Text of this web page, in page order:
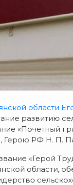
области
развитию
«Почетный
Герою РФ Н. П.
«Герой
области,